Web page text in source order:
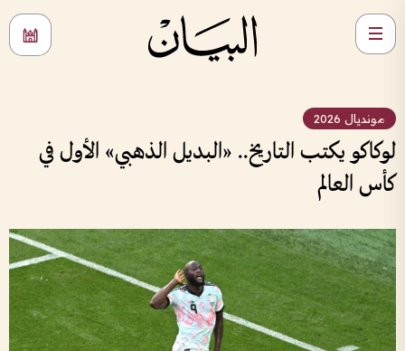
مونديال 2026
لوكاكو يكتب التاريخ.. «البديل الذهبي» الأول في
كأس العالم